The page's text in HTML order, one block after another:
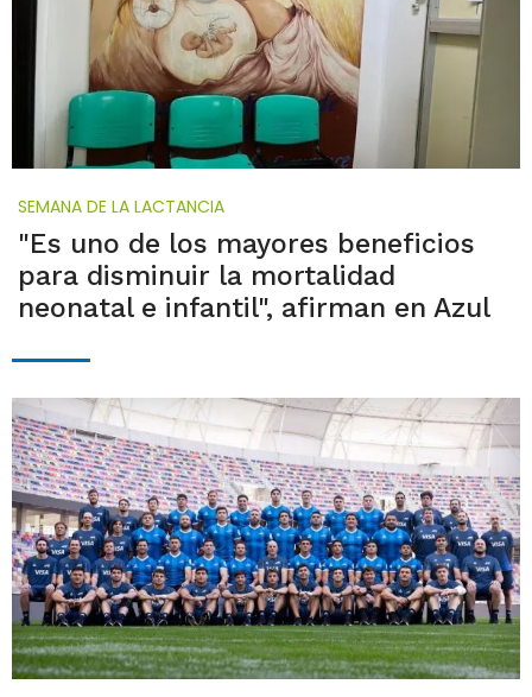
SEMANA DE LA LACTANCIA
"Es uno de los mayores beneficios
para disminuir la mortalidad
neonatal e infantil", afirman en Azul